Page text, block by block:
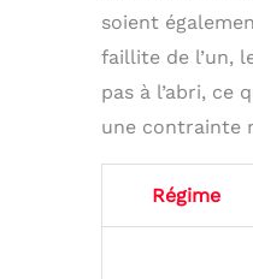
soient
faillite de l’un,
pas à l’abri, ce
une contrainte
Régime